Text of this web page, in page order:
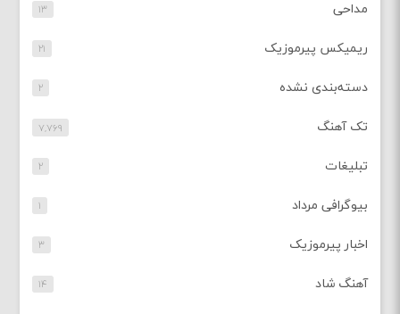
مداحی ۱۳
ریمیکس پیرموزیک ۲۱
دسته‌بندی نشده ۲
تک آهنگ ۷,۷۶۹
تبلیغات ۲
بیوگرافی مرداد ۱
اخبار پیرموزیک ۳
آهنگ شاد ۱۴